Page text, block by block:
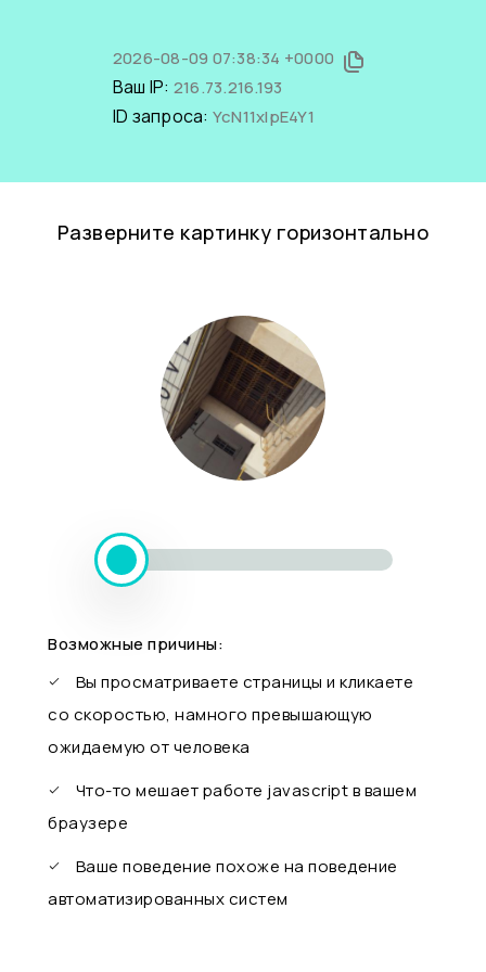
2026-08-09 07:38:34 +0000
Ваш IP: 216.73.216.193
ID запроса: YcN11xlpE4Y1
Разверните картинку горизонтально
Возможные причины:
Вы просматриваете страницы и кликаете
со скоростью, намного превышающую
ожидаемую от человека
Что-то мешает работе javascript в вашем
браузере
Ваше поведение похоже на поведение
автоматизированных систем